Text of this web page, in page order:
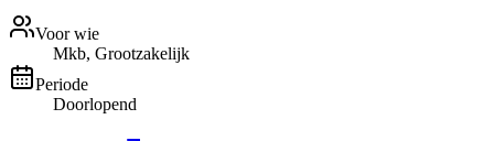
Voor wie
Mkb, Grootzakelijk
Periode
Doorlopend